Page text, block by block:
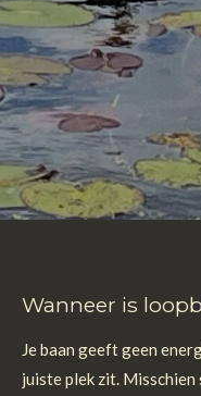
Wanneer is
Je baan geeft geen
juiste plek zit.